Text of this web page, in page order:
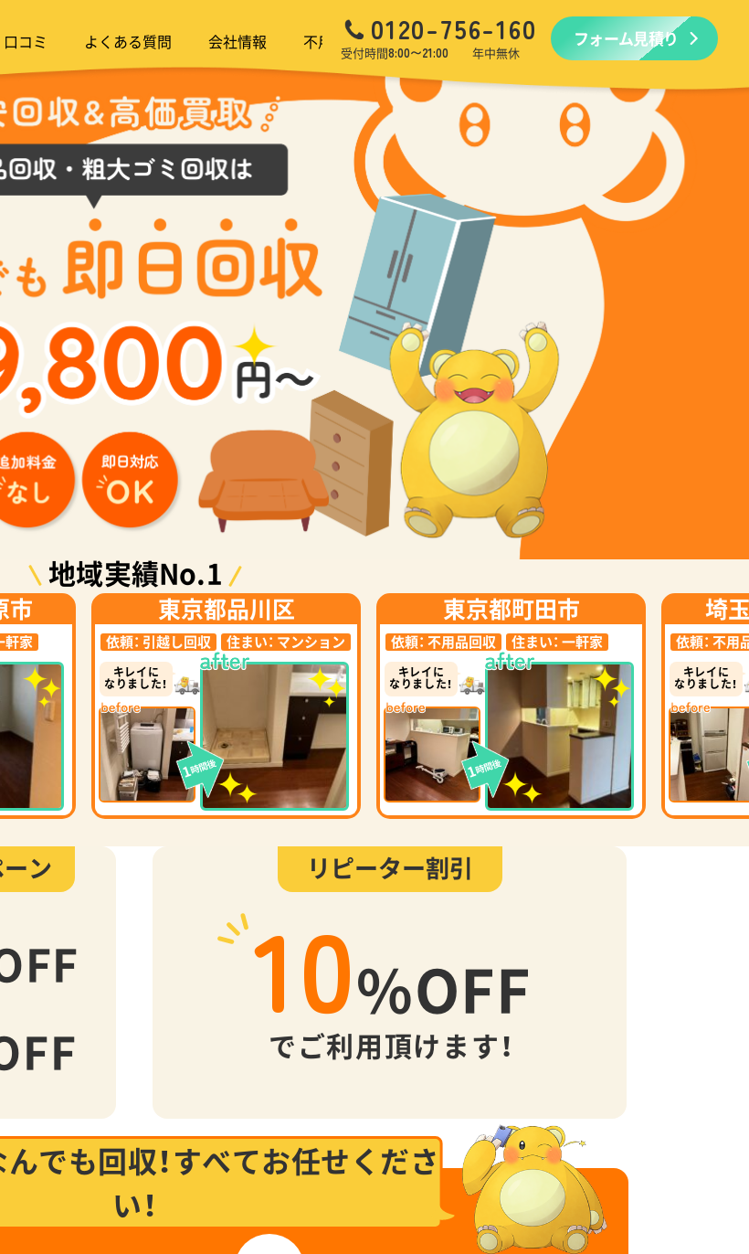
口コミ よくある質問 会社情報 不用品回収 生前・遺品整理 引越しゴミ回収 ゴミ屋敷
0120-756-160
受付時間8:00〜21:00 年中無休
フォーム見積り
地域実績No.1
市
軒家
東京都品川区
依頼： 引越し回収 住まい： マンション
キレイに
なりました！
1時間後
東京都町田市
依頼： 不用品回収 住まい： 一軒家
キレイに
なりました！
1時間後
埼
依頼： 不用
キレイに
なりました！
ン リピーター割引
10%OFF
でご利用頂けます！
でも回収！すべてお任せくださ
い！